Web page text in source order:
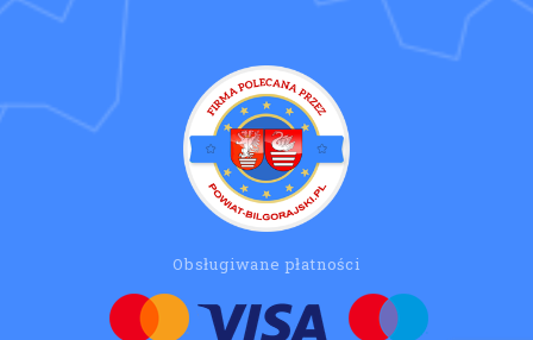
Obsługiwane płatności